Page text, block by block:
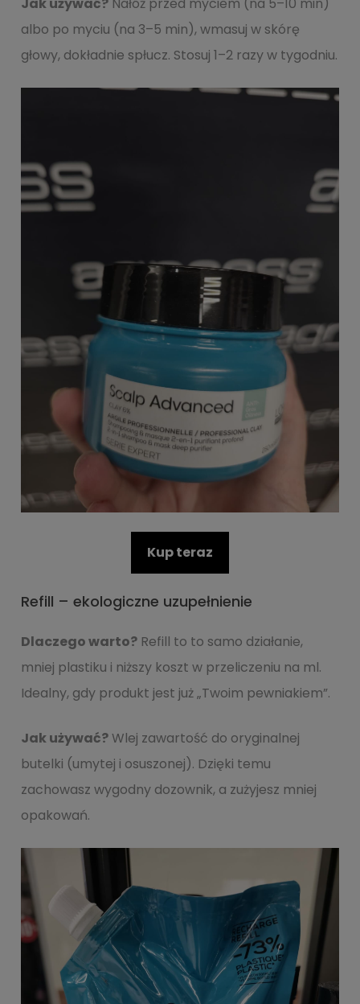
albo po myciu (na 3–5 min), wmasuj w skórę
głowy, dokładnie spłucz. Stosuj 1–2 razy w tygodniu.
Kup teraz
Refill – ekologiczne uzupełnienie
Dlaczego warto? Refill to to samo działanie,
mniej plastiku i niższy koszt w przeliczeniu na ml.
Idealny, gdy produkt jest już „Twoim pewniakiem”.
Jak używać?Wlej zawartość do oryginalnej
butelki (umytej i osuszonej). Dzięki temu
zachowasz wygodny dozownik, a zużyjesz mniej
opakowań.